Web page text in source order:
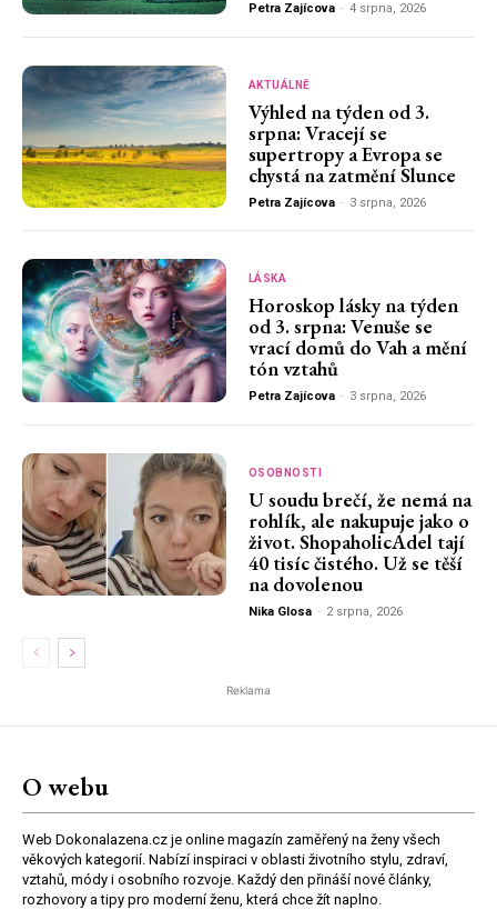
Petra Zajícova - 4 srpna, 2026
AKTUÁLNĚ
Výhled na týden od 3.
srpna: Vracejí se
supertropy a Evropa se
chystá na zatmění Slunce
Petra Zajícova - 3 srpna, 2026
LÁSKA
Horoskop lásky na týden
od 3. srpna: Venuše se
vrací domů do Vah a mění
tón vztahů
Petra Zajícova - 3 srpna, 2026
OSOBNOSTI
U soudu brečí, že nemá na
rohlík, ale nakupuje jako o
život. ShopaholicAdel tají
40 tisíc čistého. Už se těší
na dovolenou
Nika Glosa - 2 srpna, 2026
Reklama
O webu
Web Dokonalazena.cz je online magazín zaměřený na ženy všech
věkových kategorií. Nabízí inspiraci v oblasti životního stylu, zdraví,
vztahů, módy i osobního rozvoje. Každý den přináší nové články,
rozhovory a tipy pro moderní ženu, která chce žít naplno.